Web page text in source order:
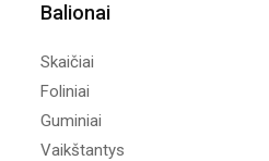
Balionai
Skaičiai
Foliniai
Guminiai
Vaikštantys